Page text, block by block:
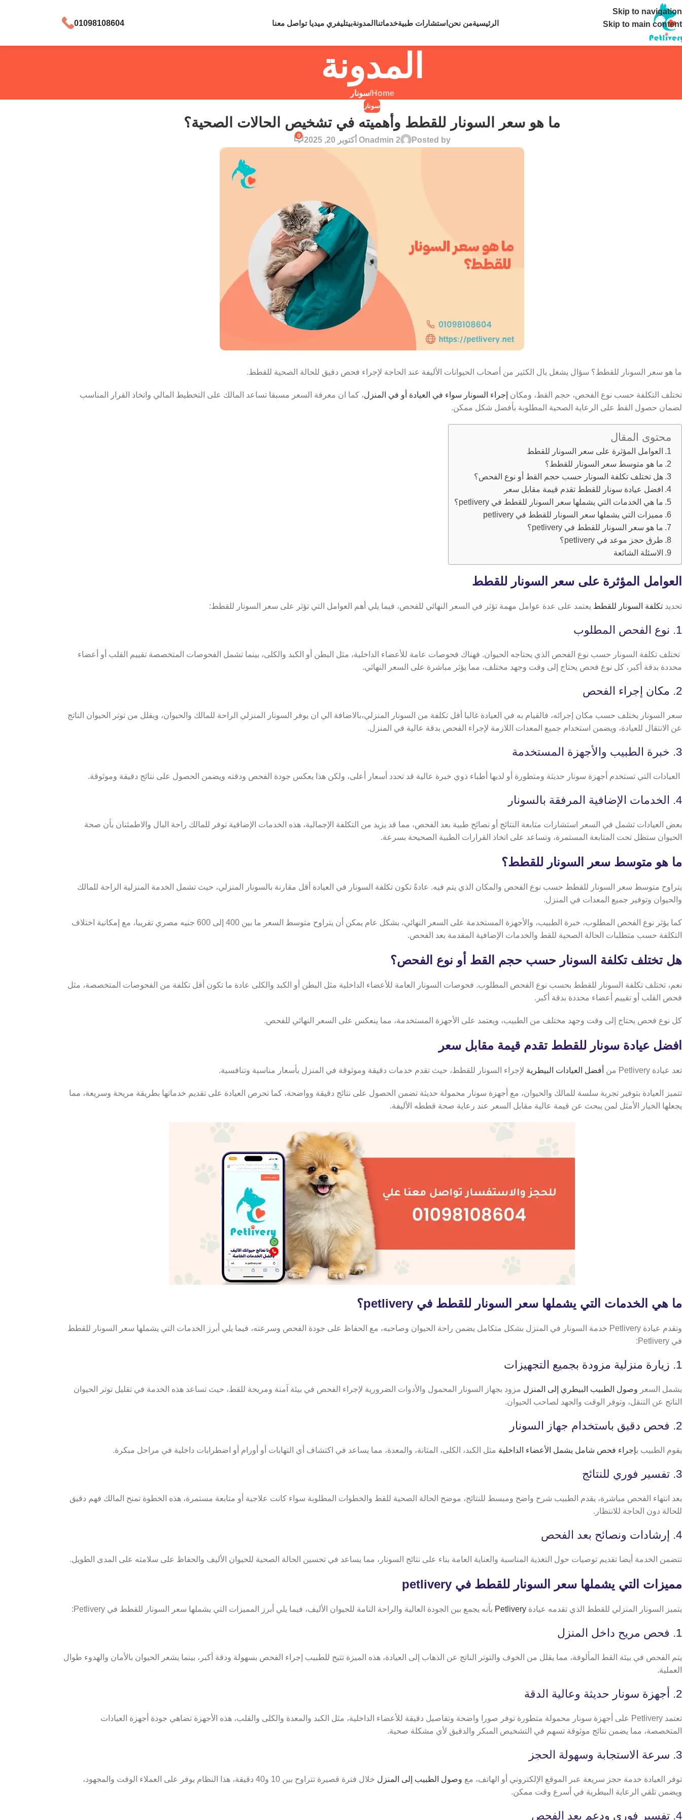
Skip to navigation
Skip to main content
الرئيسيةمن نحن استشارات طبيةخدماتنا المدونةبيتليفري ميدياتواصل معنا 01098108604
المدونة
Home
/سونار
سونار
ما هو سعر السونار للقطط وأهميته في تشخيص الحالات الصحية؟
Posted by
admin 2On أكتوبر 20, 2025
0
ما هو سعر السونار للقطط؟ سؤال يشغل بال الكثير من أصحاب الحيوانات الأليفة عند الحاجة لإجراء فحص دقيق للحالة الصحية للقطط.
تختلف التكلفة حسب نوع الفحص، حجم القط، ومكان إجراء السونار سواء في العيادة أو في المنزل، كما ان معرفة السعر مسبقا تساعد المالك على التخطيط المالي واتخاذ القرار المناسب
لضمان حصول القط على الرعاية الصحية المطلوبة بأفضل شكل ممكن.
محتوى المقال
العوامل المؤثرة على سعر السونار للقطط
ما هو متوسط سعر السونار للقطط؟
هل تختلف تكلفة السونار حسب حجم القط أو نوع الفحص؟
افضل عيادة سونار للقطط تقدم قيمة مقابل سعر
ما هي الخدمات التي يشملها سعر السونار للقطط في petlivery؟
مميزات التي يشملها سعر السونار للقطط في petlivery
ما هو سعر السونار للقطط في petlivery؟
طرق حجز موعد في petlivery؟
الاسئلة الشائعة
العوامل المؤثرة على سعر السونار للقطط
تحديد تكلفة السونار للقطط يعتمد على عدة عوامل مهمة تؤثر في السعر النهائي للفحص، فيما يلي أهم العوامل التي تؤثر على سعر السونار للقطط:
1. نوع الفحص المطلوب
تختلف تكلفة السونار حسب نوع الفحص الذي يحتاجه الحيوان. فهناك فحوصات عامة للأعضاء الداخلية، مثل البطن أو الكبد والكلى، بينما تشمل الفحوصات المتخصصة تقييم القلب أو أعضاء
محددة بدقة أكبر، كل نوع فحص يحتاج إلى وقت وجهد مختلف، مما يؤثر مباشرة على السعر النهائي.
2. مكان إجراء الفحص
سعر السونار يختلف حسب مكان إجرائه، فالقيام به في العيادة غالبا أقل تكلفة من السونار المنزلي،بالاضافة الي ان يوفر السونار المنزلي الراحة للمالك والحيوان، ويقلل من توتر الحيوان الناتج
عن الانتقال للعيادة، ويضمن استخدام جميع المعدات اللازمة لإجراء الفحص بدقة عالية في المنزل.
3. خبرة الطبيب والأجهزة المستخدمة
العيادات التي تستخدم أجهزة سونار حديثة ومتطورة أو لديها أطباء ذوي خبرة عالية قد تحدد أسعار أعلى، ولكن هذا يعكس جودة الفحص ودقته ويضمن الحصول على نتائج دقيقة وموثوقة.
4. الخدمات الإضافية المرفقة بالسونار
بعض العيادات تشمل في السعر استشارات متابعة النتائج أو نصائح طبية بعد الفحص، مما قد يزيد من التكلفة الإجمالية، هذه الخدمات الإضافية توفر للمالك راحة البال والاطمئنان بأن صحة
الحيوان ستظل تحت المتابعة المستمرة، وتساعد على اتخاذ القرارات الطبية الصحيحة بسرعة.
ما هو متوسط سعر السونار للقطط؟
يتراوح متوسط سعر السونار للقطط حسب نوع الفحص والمكان الذي يتم فيه. عادةً تكون تكلفة السونار في العيادة أقل مقارنة بالسونار المنزلي، حيث تشمل الخدمة المنزلية الراحة للمالك
والحيوان وتوفير جميع المعدات في المنزل.
كما يؤثر نوع الفحص المطلوب، خبرة الطبيب، والأجهزة المستخدمة على السعر النهائي، بشكل عام يمكن أن يتراوح متوسط السعر ما بين 400 إلى 600 جنيه مصري تقريبا، مع إمكانية اختلاف
التكلفة حسب متطلبات الحالة الصحية للقط والخدمات الإضافية المقدمة بعد الفحص.
هل تختلف تكلفة السونار حسب حجم القط أو نوع الفحص؟
نعم، تختلف تكلفة السونار للقطط بحسب نوع الفحص المطلوب. فحوصات السونار العامة للأعضاء الداخلية مثل البطن أو الكبد والكلى عادة ما تكون أقل تكلفة من الفحوصات المتخصصة، مثل
فحص القلب أو تقييم أعضاء محددة بدقة أكبر.
كل نوع فحص يحتاج إلى وقت وجهد مختلف من الطبيب، ويعتمد على الأجهزة المستخدمة، مما ينعكس على السعر النهائي للفحص.
افضل عيادة سونار للقطط تقدم قيمة مقابل سعر
تعد عيادة Petlivery من أفضل العيادات البيطرية لإجراء السونار للقطط، حيث تقدم خدمات دقيقة وموثوقة في المنزل بأسعار مناسبة وتنافسية.
تتميز العيادة بتوفير تجربة سلسة للمالك والحيوان، مع أجهزة سونار محمولة حديثة تضمن الحصول على نتائج دقيقة وواضحة، كما تحرص العيادة على تقديم خدماتها بطريقة مريحة وسريعة، مما
يجعلها الخيار الأمثل لمن يبحث عن قيمة عالية مقابل السعر عند رعاية صحة قططه الأليفة.
ما هي الخدمات التي يشملها سعر السونار للقطط في petlivery؟
وتقدم عيادة Petlivery خدمة السونار في المنزل بشكل متكامل يضمن راحة الحيوان وصاحبه، مع الحفاظ على جودة الفحص وسرعته، فيما يلي أبرز الخدمات التي يشملها سعر السونار للقطط
في Petlivery:
1. زيارة منزلية مزودة بجميع التجهيزات
يشمل السعر وصول الطبيب البيطري إلى المنزل مزود بجهاز السونار المحمول والأدوات الضرورية لإجراء الفحص في بيئة آمنة ومريحة للقط، حيث تساعد هذه الخدمة في تقليل توتر الحيوان
الناتج عن التنقل، وتوفر الوقت والجهد لصاحب الحيوان.
2. فحص دقيق باستخدام جهاز السونار
يقوم الطبيب بإجراء فحص شامل يشمل الأعضاء الداخلية مثل الكبد، الكلى، المثانة، والمعدة، مما يساعد في اكتشاف أي التهابات أو أورام أو اضطرابات داخلية في مراحل مبكرة.
3. تفسير فوري للنتائج
بعد انتهاء الفحص مباشرة، يقدم الطبيب شرح واضح ومبسط للنتائج، موضح الحالة الصحية للقط والخطوات المطلوبة سواء كانت علاجية أو متابعة مستمرة، هذه الخطوة تمنح المالك فهم دقيق
للحالة دون الحاجة للانتظار.
4. إرشادات ونصائح بعد الفحص
تتضمن الخدمة أيضا تقديم توصيات حول التغذية المناسبة والعناية العامة بناء على نتائج السونار، مما يساعد في تحسين الحالة الصحية للحيوان الأليف والحفاظ على سلامته على المدى الطويل.
مميزات التي يشملها سعر السونار للقطط في petlivery
يتميز السونار المنزلي للقطط الذي تقدمه عيادة Petlivery بأنه يجمع بين الجودة العالية والراحة التامة للحيوان الأليف، فيما يلي أبرز المميزات التي يشملها سعر السونار للقطط في Petlivery:
1. فحص مريح داخل المنزل
يتم الفحص في بيئة القط المألوفة، مما يقلل من الخوف والتوتر الناتج عن الذهاب إلى العيادة، هذه الميزة تتيح للطبيب إجراء الفحص بسهولة ودقة أكبر، بينما يشعر الحيوان بالأمان والهدوء طوال
العملية.
2. أجهزة سونار حديثة وعالية الدقة
تعتمد Petlivery على أجهزة سونار محمولة متطورة توفر صورا واضحة وتفاصيل دقيقة للأعضاء الداخلية، مثل الكبد والمعدة والكلى والقلب،
هذه الأجهزة تضاهي جودة أجهزة العيادات
المتخصصة، مما يضمن نتائج موثوقة تسهم في التشخيص المبكر والدقيق لأي مشكلة صحية.
3. سرعة الاستجابة وسهولة الحجز
توفر العيادة خدمة حجز سريعة عبر الموقع الإلكتروني أو الهاتف، مع وصول الطبيب إلى المنزل خلال فترة قصيرة تتراوح بين 10 و40 دقيقة،
هذا النظام يوفر على العملاء الوقت والمجهود،
ويضمن تلقي الرعاية البيطرية في أسرع وقت ممكن.
4. تفسير فوري ودعم بعد الفحص